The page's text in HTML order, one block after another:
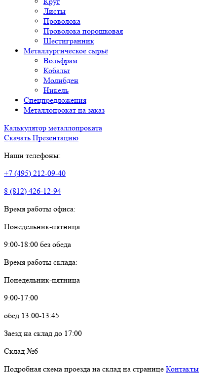
Листы
Проволока
Проволока порошковая
Шестигранник
Металлургическое сырьё
Вольфрам
Кобальт
Молибден
Никель
Спецпредложения
Металлопрокат на заказ
Калькулятор металлопроката
Скачать Презентацию
Наши телефоны:
+7 (495) 212-09-40
8 (812) 426-12-94
Время работы офиса:
Понедельник-пятница
9:00-18:00 без обеда
Время работы склада:
Понедельник-пятница
9:00-17:00
обед 13:00-13:45
Заезд на склад до 17:00
Склад №6
Подробная схема проезда на склад на странице Контакты